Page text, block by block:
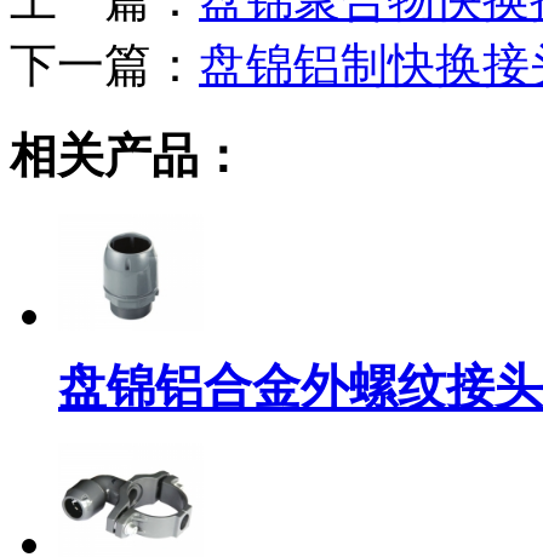
下一篇： 盘锦铝制快换接
相关产品：
盘锦铝合金外螺纹接头